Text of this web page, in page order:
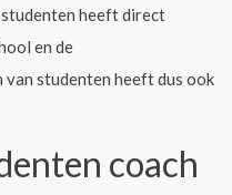
heeft direct
en de
studenten heeft dus ook
coach